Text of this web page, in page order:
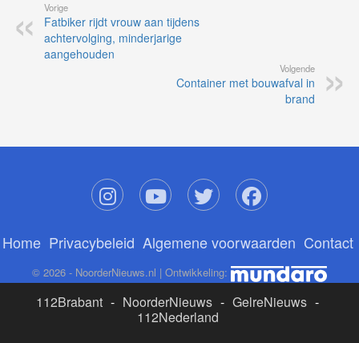
Vorige
Fatbiker rijdt vrouw aan tijdens
achtervolging, minderjarige
aangehouden
Volgende
Container met bouwafval in
brand
Home Privacybeleid Algemene voorwaarden Contact
© 2026 - NoorderNieuws.nl | Ontwikkeling:
112Brabant - NoorderNieuws - GelreNieuws -
112Nederland